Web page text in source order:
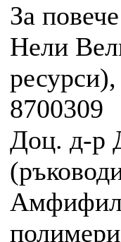
За
Нели
8700309
Доц. д-р